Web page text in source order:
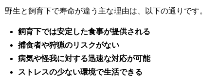
野生と飼育下で寿命が違う主な理由は、以下の通りです。
飼育下では安定した食事が提供される
捕食者や狩猟のリスクがない
病気や怪我に対する迅速な対応が可能
ストレスの少ない環境で生活できる